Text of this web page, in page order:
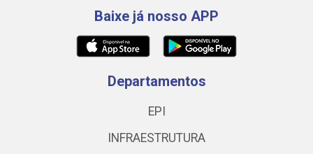
Baixe já nosso APP
Departamentos
EPI
INFRAESTRUTURA